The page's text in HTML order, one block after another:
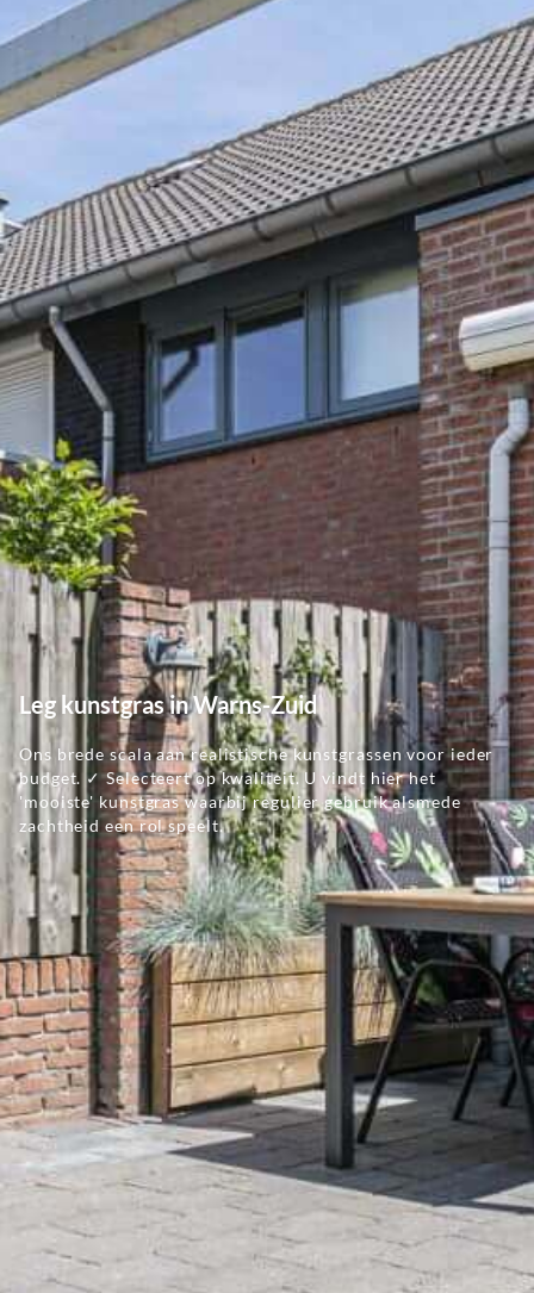
Leg kunstgras in Warns-Zuid
Ons brede scala aan realistische kunstgrassen voor ieder
budget. ✓ Selecteert op kwaliteit. U vindt hier het
'mooiste' kunstgras waarbij regulier gebruik alsmede
zachtheid een rol speelt.